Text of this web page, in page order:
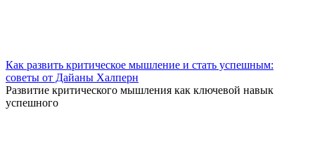
Как развить критическое мышление и стать успешным:
советы от Дайаны Халперн
Развитие критического мышления как ключевой навык
успешного